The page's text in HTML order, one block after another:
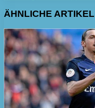
ÄHNLICHE ARTIKEL